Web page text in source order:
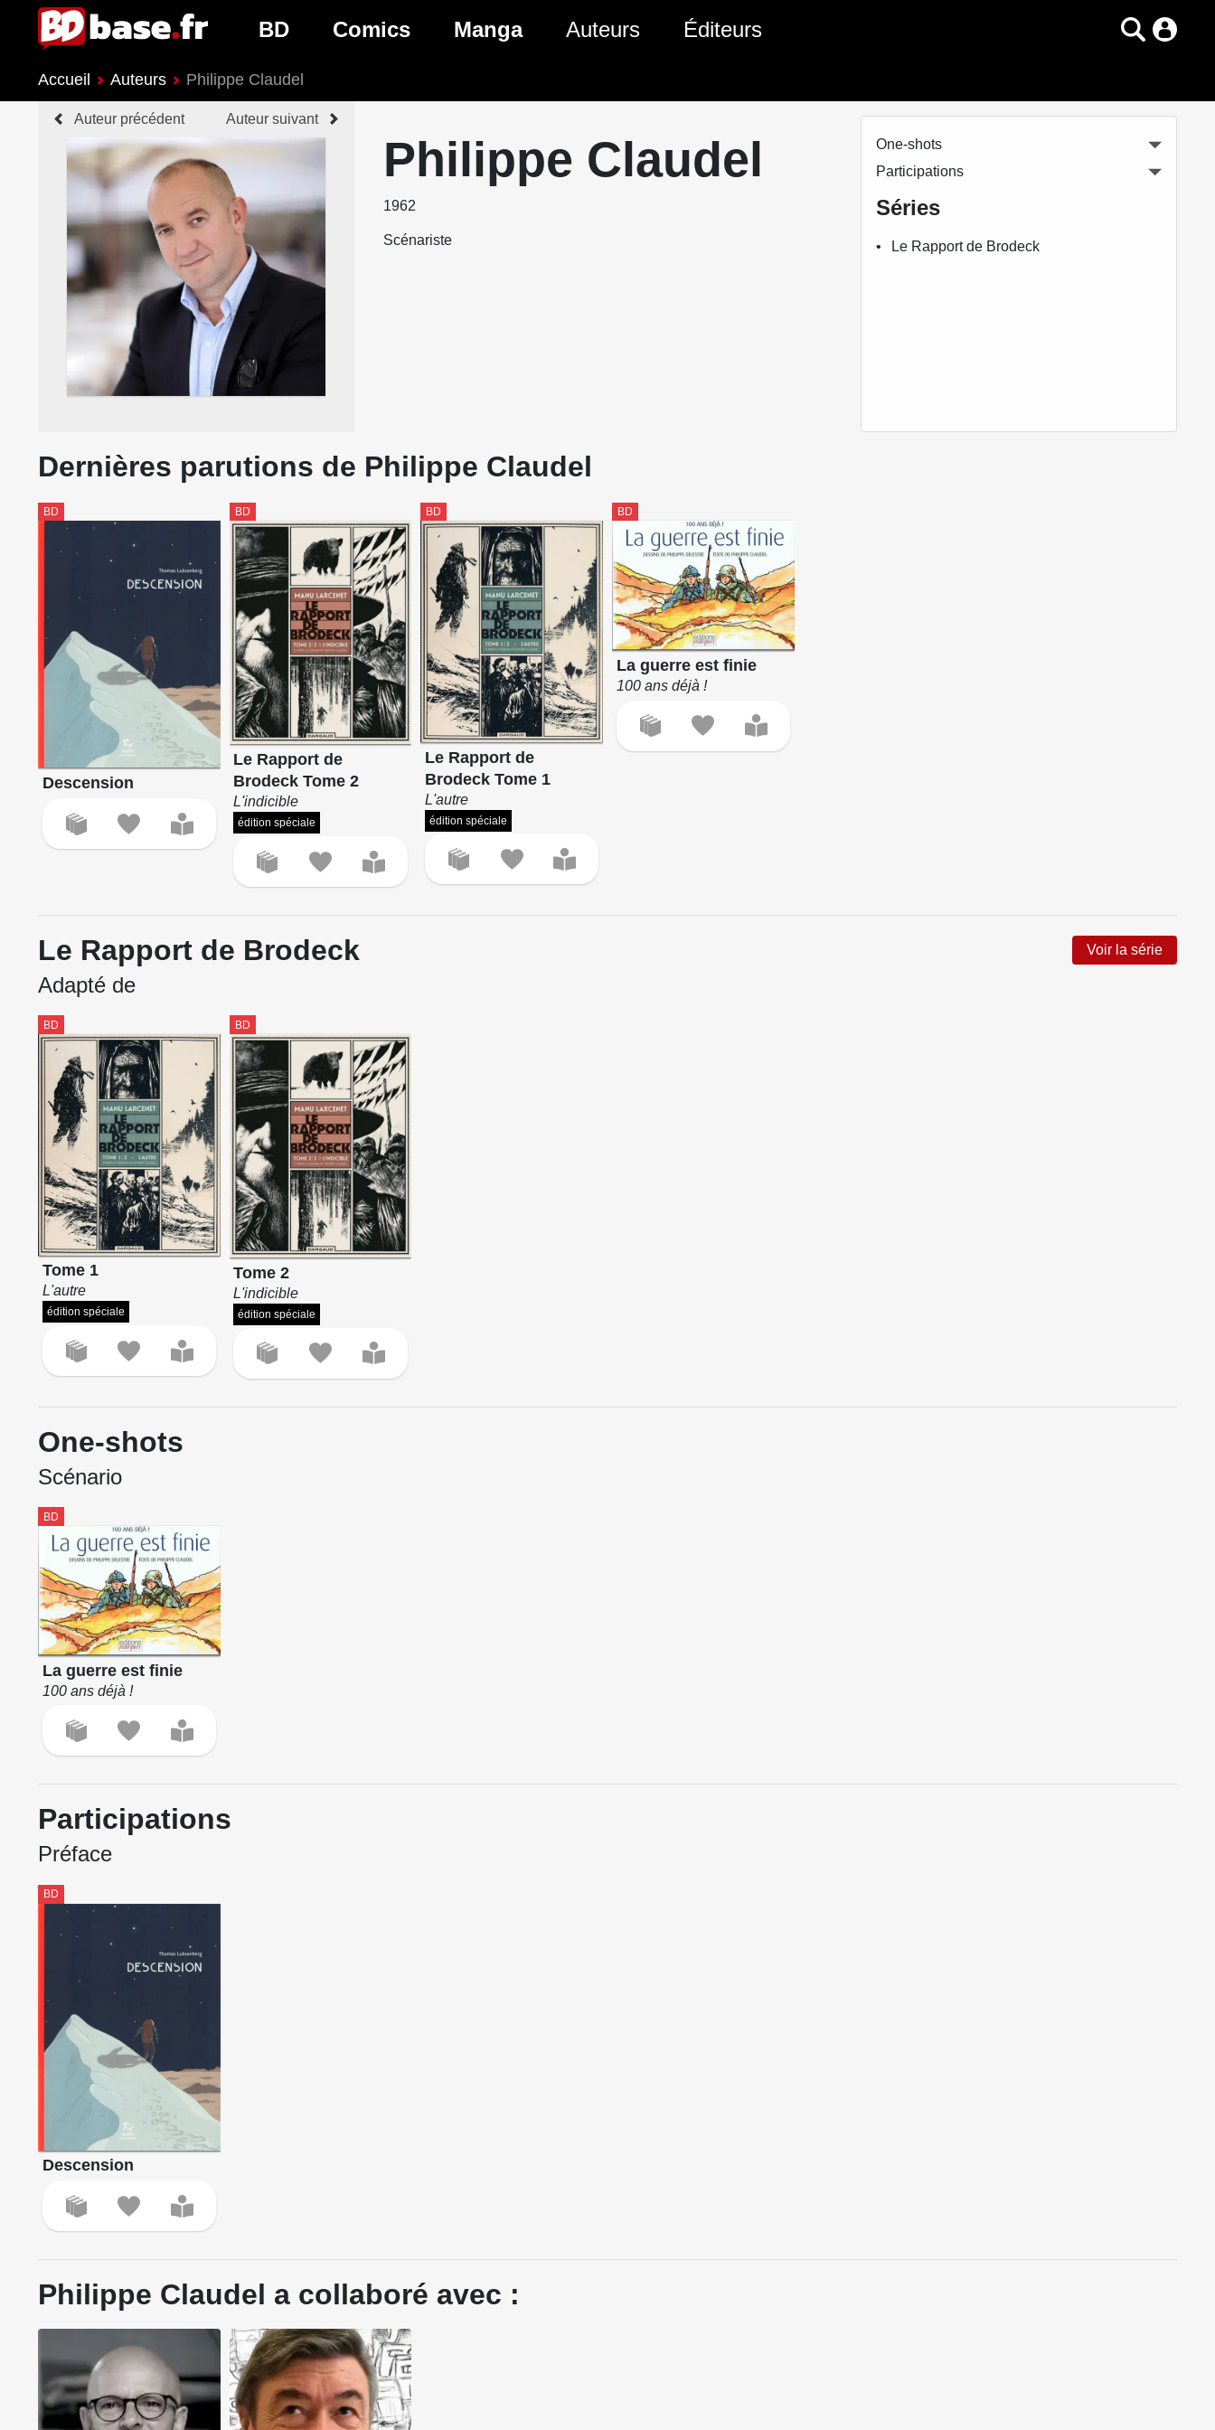
BD
Nouveautés BD
Prochaines sorties BD
Comics
Genres Comics
Manga
Genres Manga
Auteurs Éditeurs
Accueil Auteurs Philippe Claudel
Auteur précédent Auteur suivant
Philippe Claudel
1962
Scénariste
One-shots
Participations
Séries
Le Rapport de Brodeck
Dernières parutions de Philippe Claudel
BD
Descension
BD
Le Rapport de
Brodeck Tome 2
L'indicible
édition spéciale
BD
Le Rapport de
Brodeck Tome 1
L'autre
édition spéciale
BD
La guerre est finie
100 ans déjà !
Le Rapport de Brodeck Voir la série
Adapté de
BD
Tome 1
L'autre
édition spéciale
BD
Tome 2
L'indicible
édition spéciale
One-shots
Scénario
BD
La guerre est finie
100 ans déjà !
Participations
Préface
BD
Descension
Philippe Claudel a collaboré avec :